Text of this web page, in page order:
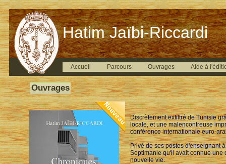
Hatim Jaïbi-Riccardi
Accueil Parcours Ouvrages Aide à
Ouvrages
Discrètement exfiltré de Tunisie
locale, et une malencontreuse
conférence internationale euro-
Privé de ses postes d'enseignant
Septimanie qu'il avait connue une
nouvelle vie.